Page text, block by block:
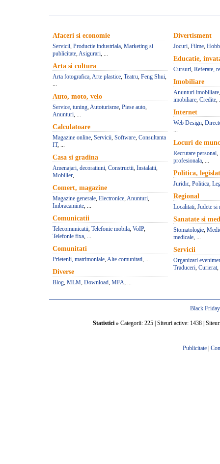
Afaceri si economie
Servicii, Productie industriala, Marketing si
publicitate,Asigurari, ...
Arta si cultura
Arta fotografica,Arte plastice, Teatru, Feng Shui,
...
Auto, moto, velo
Service, tuning,Autoturisme, Piese auto,
Anunturi, ...
Calculatoare
Magazine online, Servicii, Software, Consultanta
IT, ...
Casa si gradina
Amenajari, decoratiuni, Constructii, Instalatii,
Mobilier, ...
Comert, magazine
Magazine generale, Electronice,Anunturi,
Imbracaminte, ...
Comunicatii
Telecomunicatii, Telefonie mobila, VoIP,
Telefonie fixa, ...
Comunitati
Prietenii, matrimoniale,Alte comunitati, ...
Diverse
Blog, MLM, Download, MFA, ...
Divertisment
Jocuri, Filme,
Educatie,
Cursuri, Referate,
Imobiliare
Anunturi imobiliare
imobiliare, Credite,
Internet
Web Design,
...
Locuri de
Recrutare personal,
profesionala, ...
Politica,
Juridic, Politica,
Regional
Localitati, Judete si
Sanatate si
Stomatologie,
medicale, ...
Servicii
Organizari
Traduceri, Curierat,
Black
Statistici »Categorii: 225 | Siteuri active: 1438 |
Publicitate|